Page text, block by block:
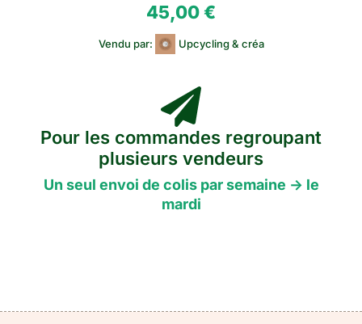
45,00€
Vendu par: Upcycling & créa
Pour les commandes regroupant
plusieurs vendeurs
Un seul envoi de colis par semaine -> le
mardi